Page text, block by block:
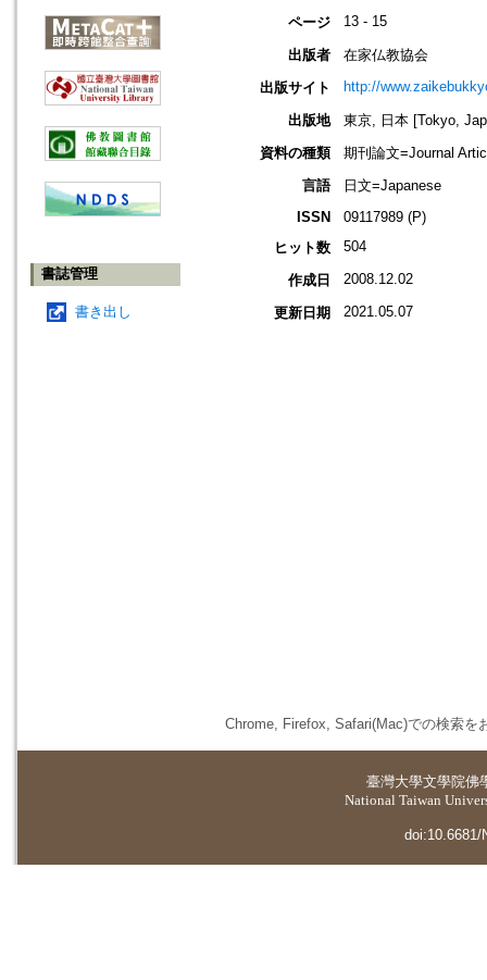
書誌管理
書き出し
ページ 13 - 15
出版者
在家仏教協会
出版サイト
http://
出版地
東京, 日本 [Tokyo,
資料の種類
期刊論文=Journal
言語
日文=Japanese
ISSN
09117989 (P)
ヒット数
504
作成日 2008.12.02
更新日期 2021.05.07
Chrome, Firefox, Safari(Mac)での検索を
臺灣大學文學院佛
National Taiwan
doi:10.6681/